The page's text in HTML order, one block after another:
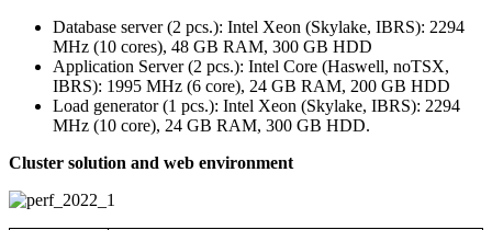
Database server (2 pcs.): Intel Xeon (Skylake, IBRS): 2294
MHz (10 cores), 48 GB RAM, 300 GB HDD
Application Server (2 pcs.): Intel Core (Haswell, noTSX,
IBRS): 1995 MHz (6 core), 24 GB RAM, 200 GB HDD
Load generator (1 pcs.): Intel Xeon (Skylake, IBRS): 2294
MHz (10 core), 24 GB RAM, 300 GB HDD.
Cluster solution and web environment